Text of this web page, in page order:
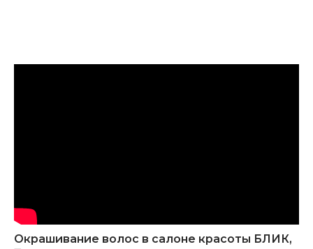
Окрашивание волос в салоне красоты БЛИК,